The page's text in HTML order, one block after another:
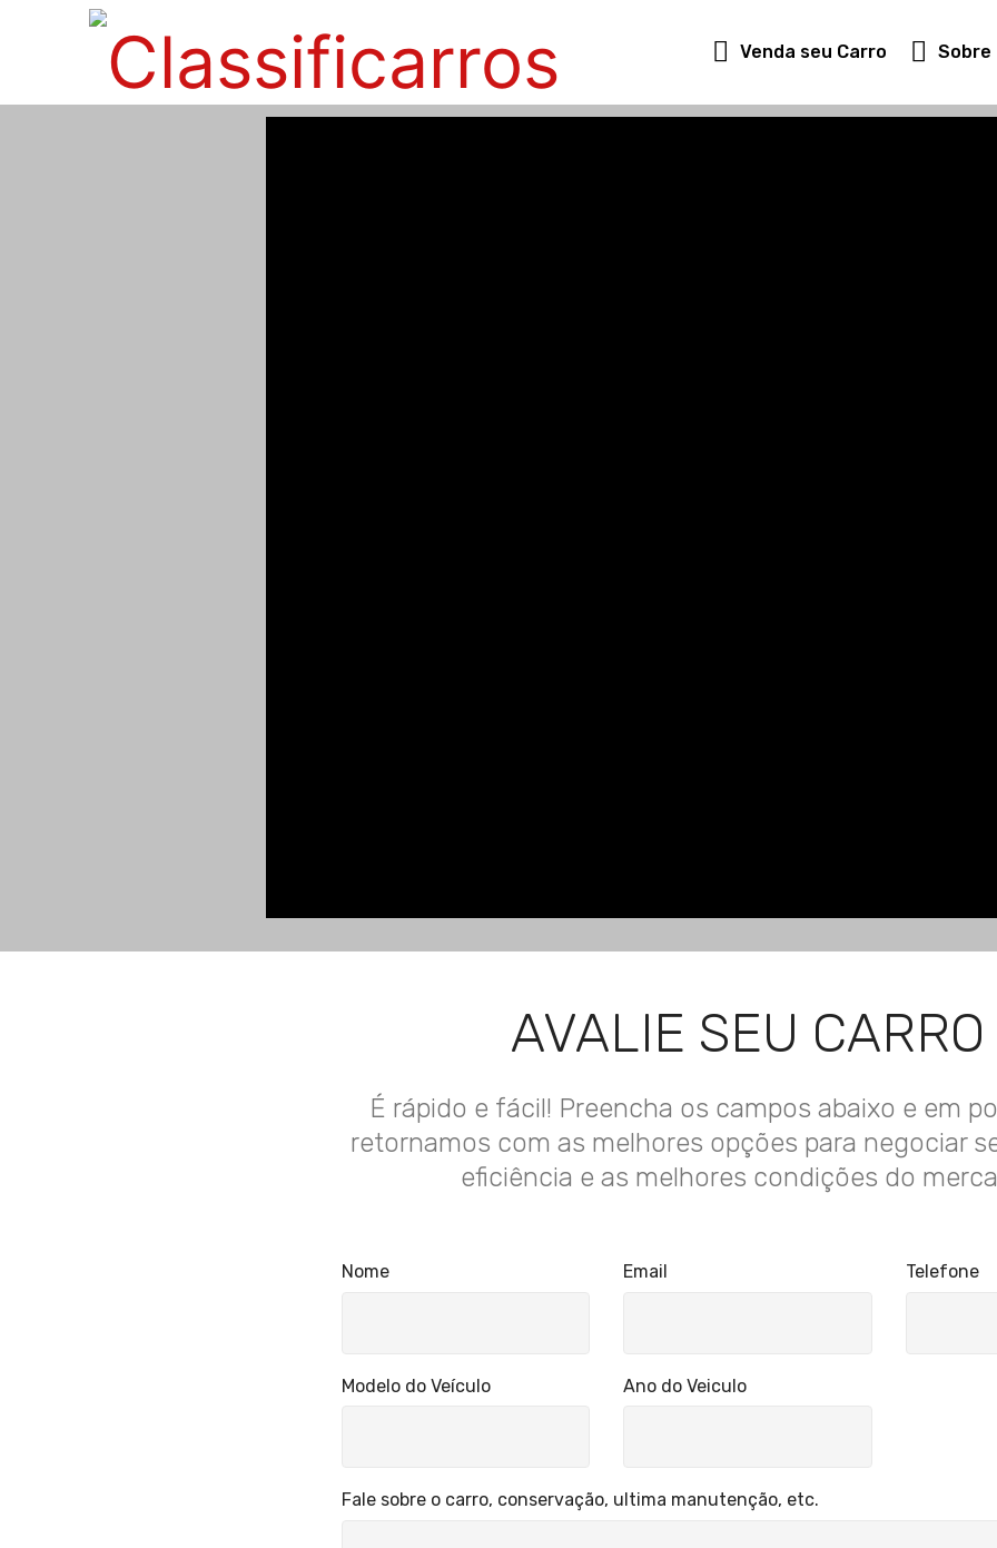
Venda seu Carro Sobre
AVALIE SEU CARRO
É rápido e fácil! Preencha os campos abaixo e em
retornamos com as melhores opções para negociar
eficiência e as melhores condições do
Nome Email Telefone
Modelo do Veículo Ano do Veiculo
Fale sobre o carro, conservação, ultima manutenção, etc.